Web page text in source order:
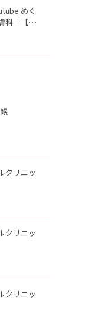
めぐ
科「【ヒ
入を美
クリニッ
クリニッ
クリニッ